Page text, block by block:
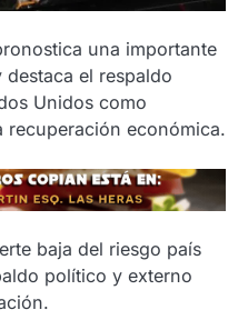
una importante
el respaldo
Unidos como
recuperación económica.
baja del riesgo país
político y externo